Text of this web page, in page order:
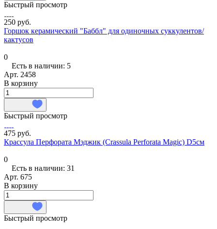
Быстрый просмотр
250 руб.
Горшок керамический "Баббл" для одиночных суккулентов/
кактусов
0
Есть в наличии: 5
Арт. 2458
В корзину
Быстрый просмотр
475 руб.
Крассула Перфората Мэджик (Crassula Perforata Magic) D5см
0
Есть в наличии: 31
Арт. 675
В корзину
Быстрый просмотр